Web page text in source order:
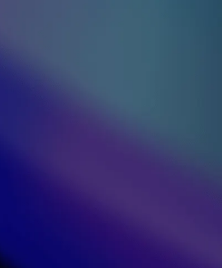
up
équipes
: la